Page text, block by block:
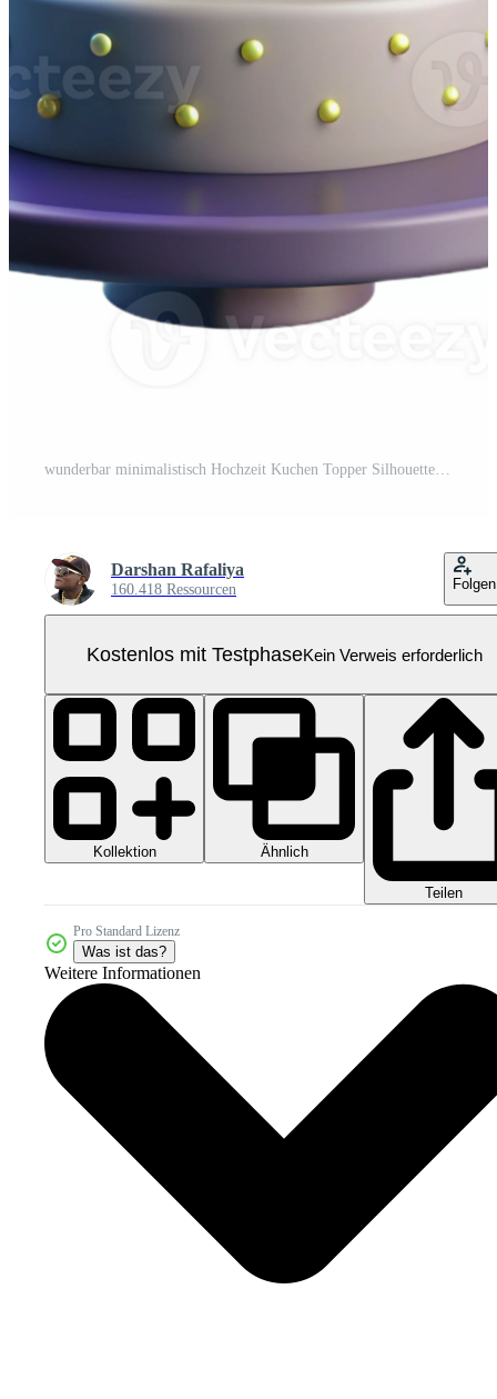
wunderbar minimalistisch Hochzeit Kuchen Topper Silhouette Paar isoliert ausgeschnitten Original- Pro PNG
Darshan Rafaliya
160.418 Ressourcen Folgen
Kostenlos mit TestphaseKein Verweis erforderlich
Kollektion Ähnlich
Teilen
Pro Standard Lizenz
Was ist das?
Weitere Informationen